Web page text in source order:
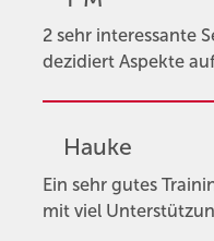
2 sehr interessante
dezidiert Aspekte
Hauke
Ein sehr gutes
mit viel